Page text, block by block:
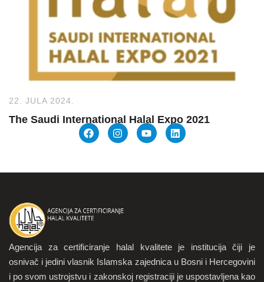
22. JULA 2024.
The Saudi International Halal Expo 2021
Agencija za certificiranje halal kvalitete je institucija čiji je
osnivač i jedini vlasnik Islamska zajednica u Bosni i Hercegovini
i po svom ustrojstvu i zakonskoj registraciji je uspostavljena kao